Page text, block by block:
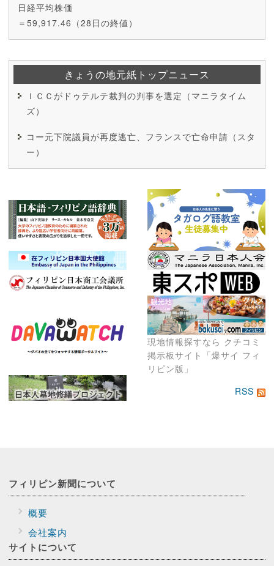
現地情報探すなら クチコミ
掲示板サイト「爆サイ フィ
リピン版」
日経平均株価
＝59,917.46（28日の終値）
きょうの地元紙トップニュース
ＩＣＣがドゥテルテ裁判の判事を選定（マニラタイム
ズ）
コー元下院議員が再度逃亡、フランスで亡命申請（スタ
ー）
RSS
フィリピン新聞について
概要
会社案内
サイトについて